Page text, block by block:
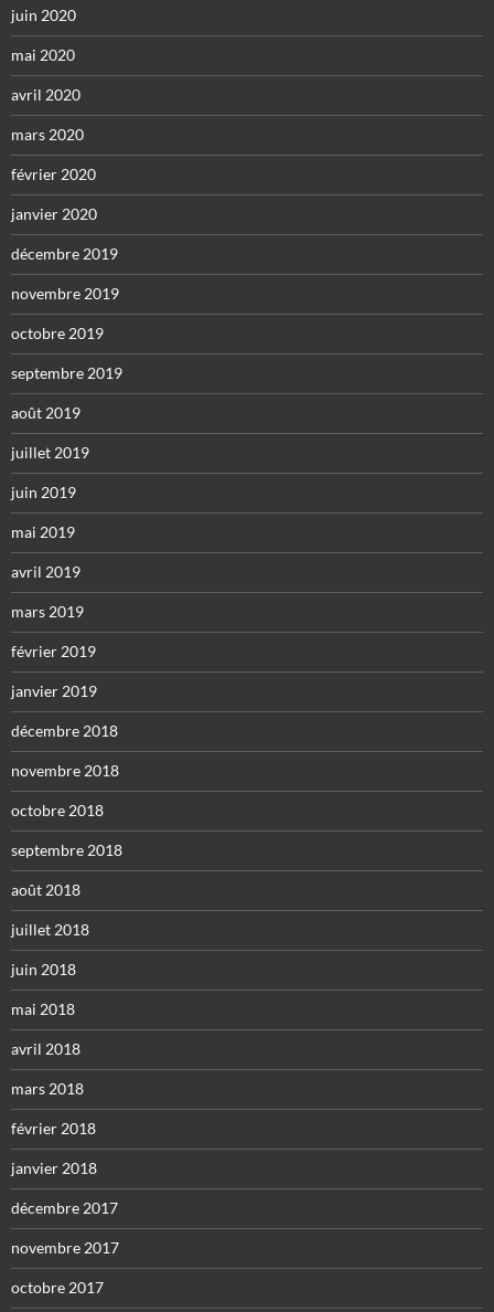
juin 2020
mai 2020
avril 2020
mars 2020
février 2020
janvier 2020
décembre 2019
novembre 2019
octobre 2019
septembre 2019
août 2019
juillet 2019
juin 2019
mai 2019
avril 2019
mars 2019
février 2019
janvier 2019
décembre 2018
novembre 2018
octobre 2018
septembre 2018
août 2018
juillet 2018
juin 2018
mai 2018
avril 2018
mars 2018
février 2018
janvier 2018
décembre 2017
novembre 2017
octobre 2017